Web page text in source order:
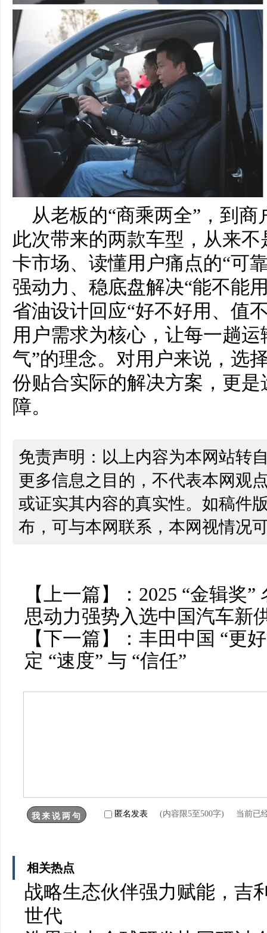
从老板的“商乘两全”，到
此次带来的两款车型，从来
卡市场、读懂用户痛点的“可
强动力、稳底盘解决“能不能
省油设计回应“好不好用、值
用户需求为核心，让每一趟
气”的理念。对用户来说，选
份贴合实际的解决方案，更
障。
免责声明：以上内容为本网站转
更多信息之目的，不代表本网观
或证实其内容的真实性。如稿件
布，可与本网联系，本网视情况
【上一篇】： 2025 “金辑奖”
思动力强势入选中国汽车新
【下一篇】： 丰田中国 “更
定 “速度” 与 “信任”
匿名发表 (内容限5至500字) 当前已
相关热点
战略生态伙伴强力赋能，吉
世代